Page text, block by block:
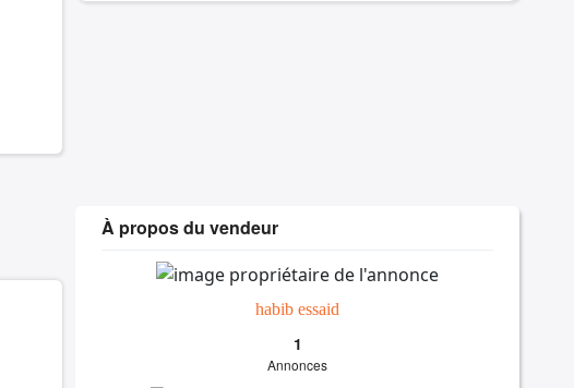
À propos du vendeur
habib essaid
1
Annonces